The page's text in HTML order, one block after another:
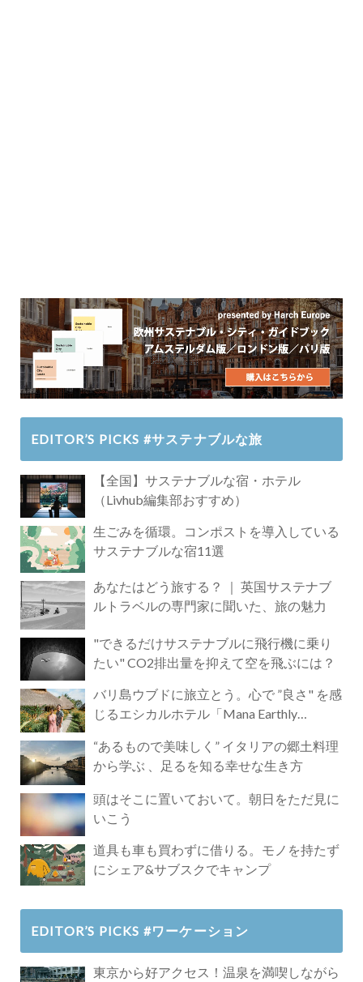
EDITOR’S PICKS #サステナブルな旅
【全国】サステナブルな宿・ホテル
（Livhub編集部おすすめ）
生ごみを循環。コンポストを導入している
サステナブルな宿11選
あなたはどう旅する？ ｜ 英国サステナブ
ルトラベルの専門家に聞いた、旅の魅力
"できるだけサステナブルに飛行機に乗り
たい" CO2排出量を抑えて空を飛ぶには？
バリ島ウブドに旅立とう。心で ”良さ" を感
じるエシカルホテル「Mana Earthly
“あるもので美味しく” イタリアの郷土料理
から学ぶ 、足るを知る幸せな生き方
頭はそこに置いておいて。朝日をただ見に
いこう
道具も車も買わずに借りる。モノを持たず
にシェア&サブスクでキャンプ
EDITOR’S PICKS #ワーケーション
東京から好アクセス！温泉を満喫しながら